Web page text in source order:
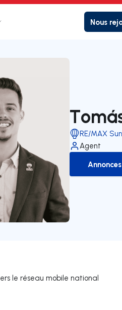
Nous
RE/MAX Sun
Agent
le réseau mobile national